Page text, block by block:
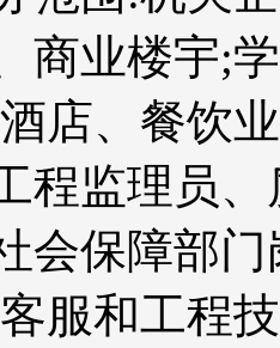
商业楼宇;
店、餐饮
程监理员
会保障部
客服和工程